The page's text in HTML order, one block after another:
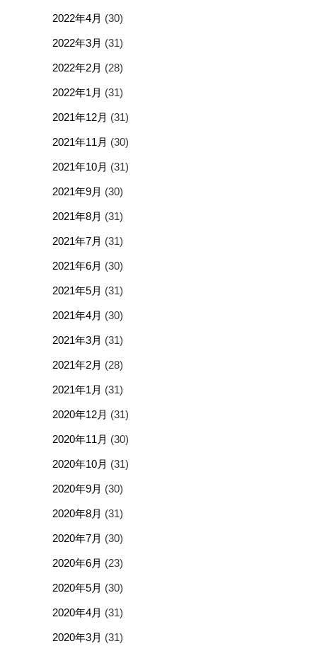
2022年4月 (30)
2022年3月 (31)
2022年2月 (28)
2022年1月 (31)
2021年12月 (31)
2021年11月 (30)
2021年10月 (31)
2021年9月 (30)
2021年8月 (31)
2021年7月 (31)
2021年6月 (30)
2021年5月 (31)
2021年4月 (30)
2021年3月 (31)
2021年2月 (28)
2021年1月 (31)
2020年12月 (31)
2020年11月 (30)
2020年10月 (31)
2020年9月 (30)
2020年8月 (31)
2020年7月 (30)
2020年6月 (23)
2020年5月 (30)
2020年4月 (31)
2020年3月 (31)